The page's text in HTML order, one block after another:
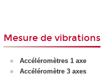
Mesure de vibrations
Accéléromètres 1 axe
Accéléromètre 3 axes